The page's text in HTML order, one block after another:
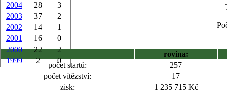
2004
28
3
2003
37
2
2002
14
1
2001
16
0
2000
22
2
1999
2 0
rovina:
počet startů:
257
počet vítězství:
17
zisk:
1 235 715 Kč